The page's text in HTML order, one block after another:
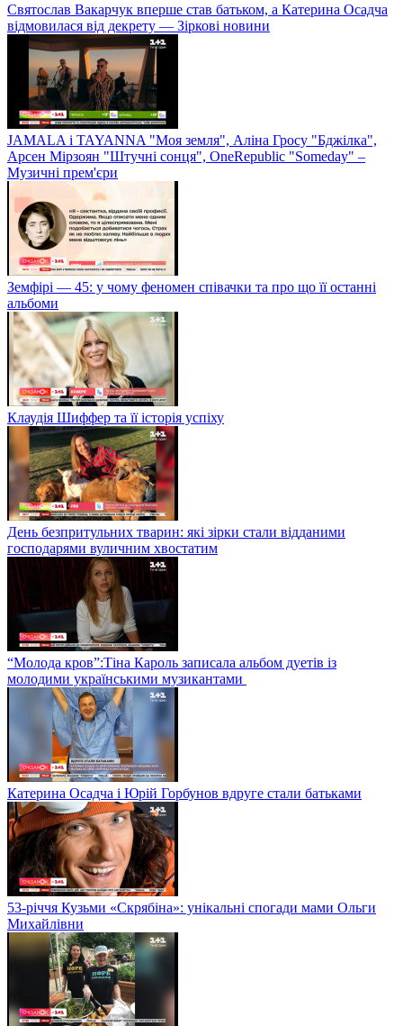
Святослав Вакарчук вперше став батьком, а Катерина Осадча
відмовилася від декрету — Зіркові новини
JAMALA і TAYANNA "Моя земля", Аліна Гросу "Бджілка",
Арсен Мірзоян "Штучні сонця", OneRepublic "Someday" –
Музичні прем'єри
Земфірі — 45: у чому феномен співачки та про що її останні
альбоми
Клаудія Шиффер та її історія успіху
День безпритульних тварин: які зірки стали відданими
господарями вуличним хвостатим
“Молода кров”:Тіна Кароль записала альбом дуетів із
молодими українськими музикантами
Катерина Осадча і Юрій Горбунов вдруге стали батьками
53-річчя Кузьми «Скрябіна»: унікальні спогади мами Ольги
Михайлівни